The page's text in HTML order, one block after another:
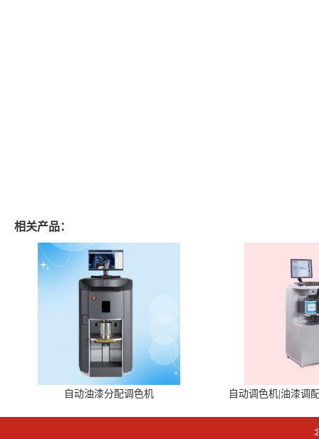
相关产品：
自动油漆分配调色机 自动调色机|油漆调